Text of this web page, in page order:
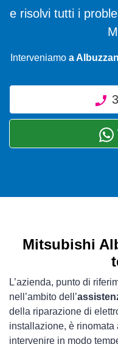
e risolvi tutti i
Interveniamo a
Mitsubishi
L’azienda, punto di
nell’ambito dell’
della riparazione di
installazione, è
intervenire in modo